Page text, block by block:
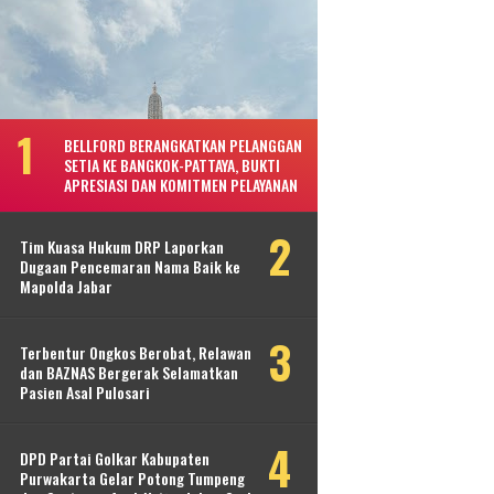
BELLFORD BERANGKATKAN PELANGGAN
SETIA KE BANGKOK-PATTAYA, BUKTI
APRESIASI DAN KOMITMEN PELAYANAN
Tim Kuasa Hukum DRP Laporkan
Dugaan Pencemaran Nama Baik ke
Mapolda Jabar
Terbentur Ongkos Berobat, Relawan
dan BAZNAS Bergerak Selamatkan
Pasien Asal Pulosari
DPD Partai Golkar Kabupaten
Purwakarta Gelar Potong Tumpeng